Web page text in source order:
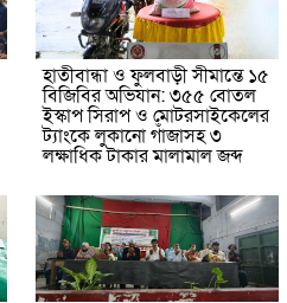
হাতীবান্ধা ও ফুলবাড়ী সীমান্তে ১৫
বিজিবির অভিযান: ৩৫৫ বোতল
ইস্কাপ সিরাপ ও মোটরসাইকেলের
ট্যাংকে লুকানো গাঁজাসহ ৩
লক্ষাধিক টাকার মালামাল জব্দ